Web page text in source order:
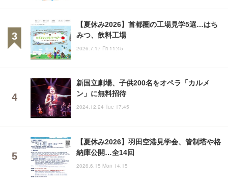
【夏休み2026】首都圏の工場見学5選…はち
みつ、飲料工場
2026.7.17 Fri 11:45
新国立劇場、子供200名をオペラ「カルメ
ン」に無料招待
2024.12.24 Tue 17:45
【夏休み2026】羽田空港見学会、管制塔や格
納庫公開…全14回
2026.6.15 Mon 14:15